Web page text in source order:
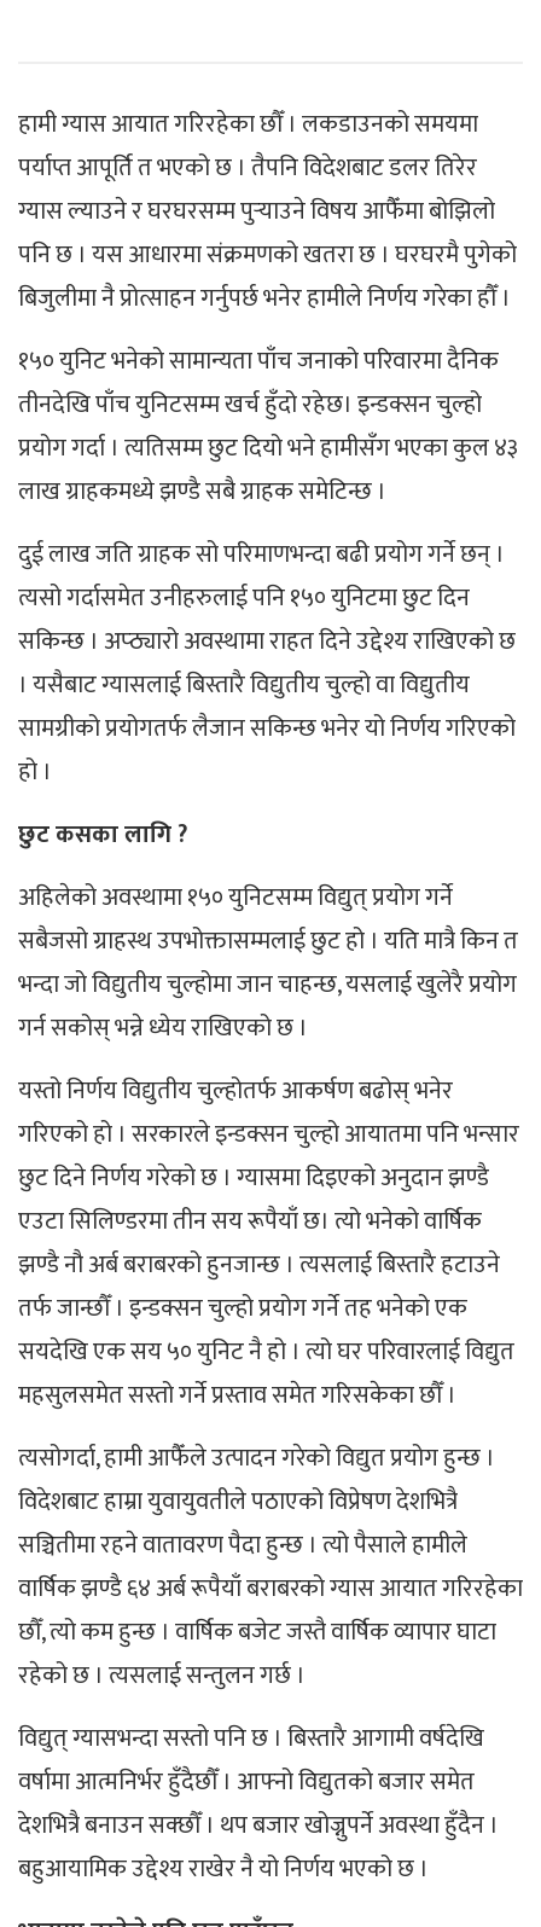
हामी ग्यास आयात गरिरहेका छौँ । लकडाउनको समयमा
पर्याप्त आपूर्ति त भएको छ । तैपनि विदेशबाट डलर तिरेर
ग्यास ल्याउने र घरघरसम्म पुर्‍याउने विषय आफैँमा बोझिलो
पनि छ । यस आधारमा संक्रमणको खतरा छ । घरघरमै पुगेको
बिजुलीमा नै प्रोत्साहन गर्नुपर्छ भनेर हामीले निर्णय गरेका हौँ ।
१५० युनिट भनेको सामान्यता पाँच जनाको परिवारमा दैनिक
तीनदेखि पाँच युनिटसम्म खर्च हुँदो रहेछ। इन्डक्सन चुल्हो
प्रयोग गर्दा । त्यतिसम्म छुट दियो भने हामीसँग भएका कुल ४३
लाख ग्राहकमध्ये झण्डै सबै ग्राहक समेटिन्छ ।
दुई लाख जति ग्राहक सो परिमाणभन्दा बढी प्रयोग गर्ने छन् ।
त्यसो गर्दासमेत उनीहरुलाई पनि १५० युनिटमा छुट दिन
सकिन्छ । अप्ठ्यारो अवस्थामा राहत दिने उद्देश्य राखिएको छ
। यसैबाट ग्यासलाई बिस्तारै विद्युतीय चुल्हो वा विद्युतीय
सामग्रीको प्रयोगतर्फ लैजान सकिन्छ भनेर यो निर्णय गरिएको
हो ।
छुट कसका लागि ?
अहिलेको अवस्थामा १५० युनिटसम्म विद्युत् प्रयोग गर्ने
सबैजसो ग्राहस्थ उपभोक्तासम्मलाई छुट हो । यति मात्रै किन त
भन्दा जो विद्युतीय चुल्होमा जान चाहन्छ, यसलाई खुलेरै प्रयोग
गर्न सकोस् भन्ने ध्येय राखिएको छ ।
यस्तो निर्णय विद्युतीय चुल्होतर्फ आकर्षण बढोस् भनेर
गरिएको हो । सरकारले इन्डक्सन चुल्हो आयातमा पनि भन्सार
छुट दिने निर्णय गरेको छ । ग्यासमा दिइएको अनुदान झण्डै
एउटा सिलिण्डरमा तीन सय रूपैयाँ छ। त्यो भनेको वार्षिक
झण्डै नौ अर्ब बराबरको हुनजान्छ । त्यसलाई बिस्तारै हटाउने
तर्फ जान्छौँ । इन्डक्सन चुल्हो प्रयोग गर्ने तह भनेको एक
सयदेखि एक सय ५० युनिट नै हो । त्यो घर परिवारलाई विद्युत
महसुलसमेत सस्तो गर्ने प्रस्ताव समेत गरिसकेका छौँ ।
त्यसोगर्दा, हामी आफैँले उत्पादन गरेको विद्युत प्रयोग हुन्छ ।
विदेशबाट हाम्रा युवायुवतीले पठाएको विप्रेषण देशभित्रै
सञ्चितीमा रहने वातावरण पैदा हुन्छ । त्यो पैसाले हामीले
वार्षिक झण्डै ६४ अर्ब रूपैयाँ बराबरको ग्यास आयात गरिरहेका
छौँ, त्यो कम हुन्छ । वार्षिक बजेट जस्तै वार्षिक व्यापार घाटा
रहेको छ । त्यसलाई सन्तुलन गर्छ ।
विद्युत् ग्यासभन्दा सस्तो पनि छ । बिस्तारै आगामी वर्षदेखि
वर्षामा आत्मनिर्भर हुँदैछौँ । आफ्नो विद्युतको बजार समेत
देशभित्रै बनाउन सक्छौँ । थप बजार खोज्नुपर्ने अवस्था हुँदैन ।
बहुआयामिक उद्देश्य राखेर नै यो निर्णय भएको छ ।